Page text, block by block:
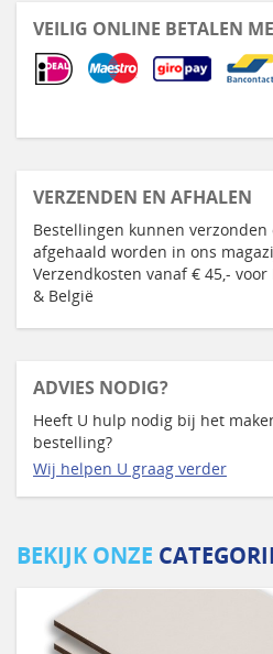
VEILIG ONLINE BETALEN
VERZENDEN EN AFHALEN
Bestellingen kunnen verzonden
afgehaald worden in ons
Verzendkosten vanaf € 45,-
& België
ADVIES NODIG?
Heeft U hulp nodig bij het
bestelling?
Wij helpen U graag verder
BEKIJK ONZE